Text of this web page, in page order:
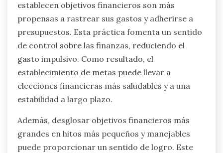
¿Cómo puede el establecimiento de
metas transformar los hábitos
financieros?
El establecimiento de metas puede transformar
significativamente los hábitos financieros al
crear objetivos claros y motivar a las personas a
financieros específicos mejora el enfoque y la
responsabilidad, llevando a mejores
comportamientos de gasto y ahorro.